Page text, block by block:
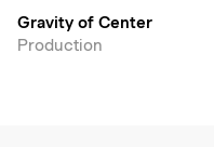
Gravity of Center
Production